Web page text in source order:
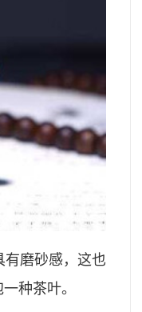
磨砂感，这也
种茶叶。